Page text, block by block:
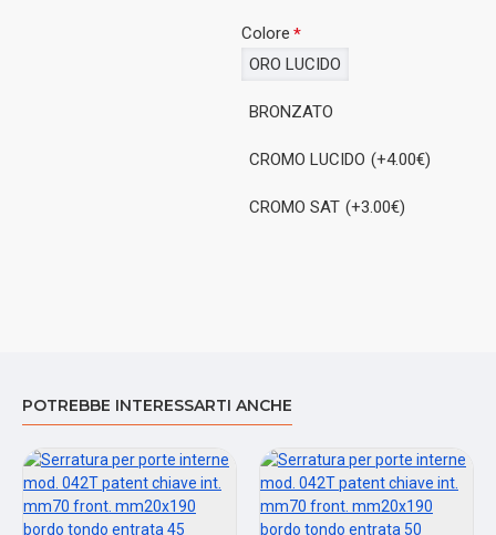
Colore
ORO LUCIDO
BRONZATO
CROMO LUCIDO (+4.00€)
CROMO SAT (+3.00€)
POTREBBE INTERESSARTI ANCHE